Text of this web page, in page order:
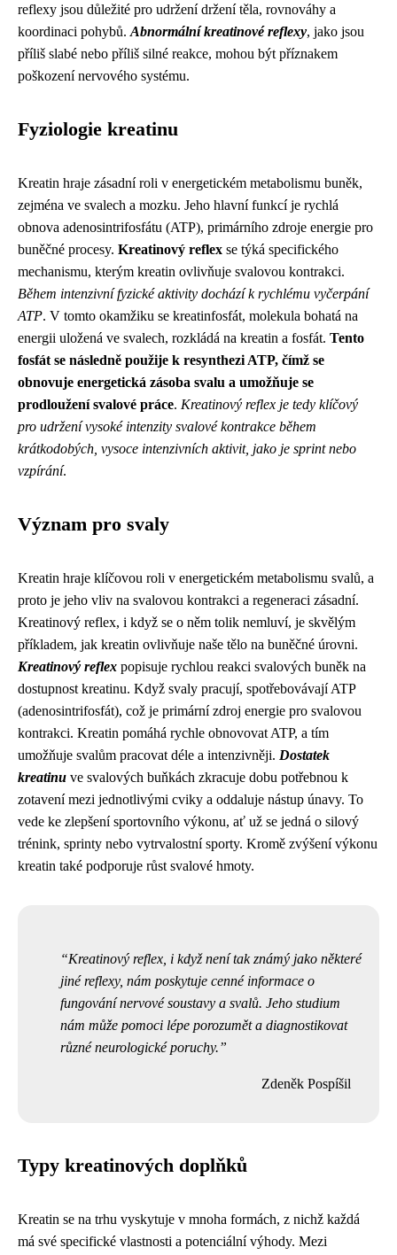
reflexy jsou důležité pro udržení držení těla, rovnováhy a
koordinaci pohybů. Abnormální kreatinové reflexy, jako jsou
příliš slabé nebo příliš silné reakce, mohou být příznakem
poškození nervového systému.
Fyziologie kreatinu
Kreatin hraje zásadní roli v energetickém metabolismu buněk,
zejména ve svalech a mozku. Jeho hlavní funkcí je rychlá
obnova adenosintrifosfátu (ATP), primárního zdroje energie pro
buněčné procesy. Kreatinový reflex se týká specifického
mechanismu, kterým kreatin ovlivňuje svalovou kontrakci.
Během intenzivní fyzické aktivity dochází k rychlému vyčerpání
ATP. V tomto okamžiku se kreatinfosfát, molekula bohatá na
energii uložená ve svalech, rozkládá na kreatin a fosfát. Tento
fosfát se následně použije k resynthezi ATP, čímž se
obnovuje energetická zásoba svalu a umožňuje se
prodloužení svalové práce. Kreatinový reflex je tedy klíčový
pro udržení vysoké intenzity svalové kontrakce během
krátkodobých, vysoce intenzivních aktivit, jako je sprint nebo
vzpírání.
Význam pro svaly
Kreatin hraje klíčovou roli v energetickém metabolismu svalů, a
proto je jeho vliv na svalovou kontrakci a regeneraci zásadní.
Kreatinový reflex, i když se o něm tolik nemluví, je skvělým
příkladem, jak kreatin ovlivňuje naše tělo na buněčné úrovni.
Kreatinový reflex popisuje rychlou reakci svalových buněk na
dostupnost kreatinu. Když svaly pracují, spotřebovávají ATP
(adenosintrifosfát), což je primární zdroj energie pro svalovou
kontrakci. Kreatin pomáhá rychle obnovovat ATP, a tím
umožňuje svalům pracovat déle a intenzivněji. Dostatek
kreatinu ve svalových buňkách zkracuje dobu potřebnou k
zotavení mezi jednotlivými cviky a oddaluje nástup únavy. To
vede ke zlepšení sportovního výkonu, ať už se jedná o silový
trénink, sprinty nebo vytrvalostní sporty. Kromě zvýšení výkonu
kreatin také podporuje růst svalové hmoty.
Kreatinový reflex, i když není tak známý jako některé
jiné reflexy, nám poskytuje cenné informace o
fungování nervové soustavy a svalů. Jeho studium
nám může pomoci lépe porozumět a diagnostikovat
různé neurologické poruchy.
Zdeněk Pospíšil
Typy kreatinových doplňků
Kreatin se na trhu vyskytuje v mnoha formách, z nichž každá
má své specifické vlastnosti a potenciální výhody. Mezi